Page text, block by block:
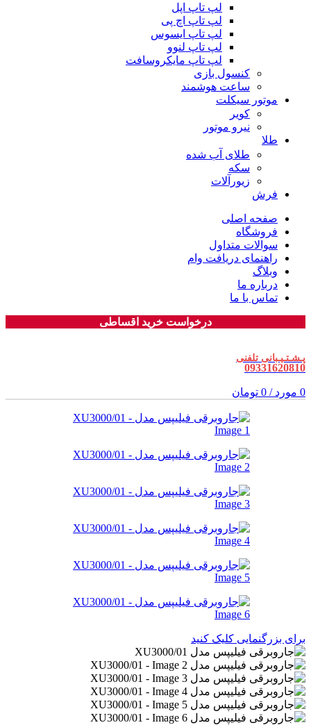
لپ تاپ اپل
لپ تاپ اچ پی
لپ تاپ ایسوس
لپ تاپ لنوو
لپ تاپ مایکروسافت
کنسول بازی
ساعت هوشمند
موتور سیکلت
کویر
نیرو موتور
طلا
طلای آب شده
سکه
زیورآلات
فرش
صفحه اصلی
فروشگاه
سوالات متداول
راهنمای دریافت وام
وبلاگ
درباره ما
تماس با ما
درخواست خرید اقساطی
پـشـتـیـبانی تلفنی
09331620810
0 مورد /
0 تومان
برای بزرگنمایی کلیک کنید